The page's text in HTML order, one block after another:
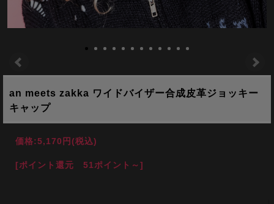
an meets zakka ワイドバイザー合成皮革ジョッキー
キャップ
価格:5,170円(税込)
[ポイント還元 51ポイント～]